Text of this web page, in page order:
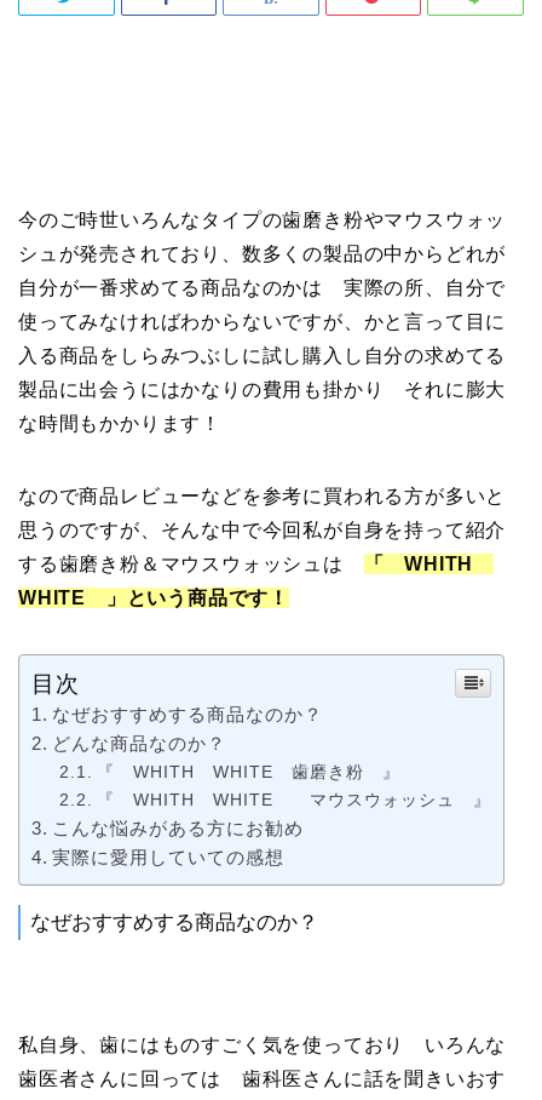
今のご時世いろんなタイプの歯磨き粉やマウスウォッ
シュが発売されており、数多くの製品の中からどれが
自分が一番求めてる商品なのかは 実際の所、自分で
使ってみなければわからないですが、かと言って目に
入る商品をしらみつぶしに試し購入し自分の求めてる
製品に出会うにはかなりの費用も掛かり それに膨大
な時間もかかります！
なので商品レビューなどを参考に買われる方が多いと
思うのですが、そんな中で今回私が自身を持って紹介
する歯磨き粉＆マウスウォッシュは
「 WHITH
WHITE 」という商品です！
目次
なぜおすすめする商品なのか？
どんな商品なのか？
『 WHITH WHITE 歯磨き粉 』
『 WHITH WHITE マウスウォッシュ 』
こんな悩みがある方にお勧め
実際に愛用していての感想
なぜおすすめする商品なのか？
私自身、歯にはものすごく気を使っており いろんな
歯医者さんに回っては 歯科医さんに話を聞きいおす